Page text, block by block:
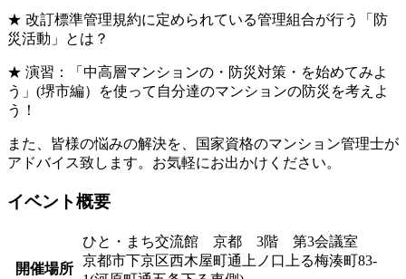
★ 改訂標準管理規約に定められている管理組合が行う「防
災活動」とは？
★ 演習：「中高層マンションの・防災対策・を始めてみよ
う」(堺市編）を使って自分達のマンションの防災を考えよ
う！
また、皆様の悩みの解決を、国家資格のマンション管理士が
アドバイス致します。お気軽にお出かけください。
イベント概要
開催場所
ひと・まち交流館 京都 3階 第3会議室
京都市下京区西木屋町通上ノ口上る梅湊町83-